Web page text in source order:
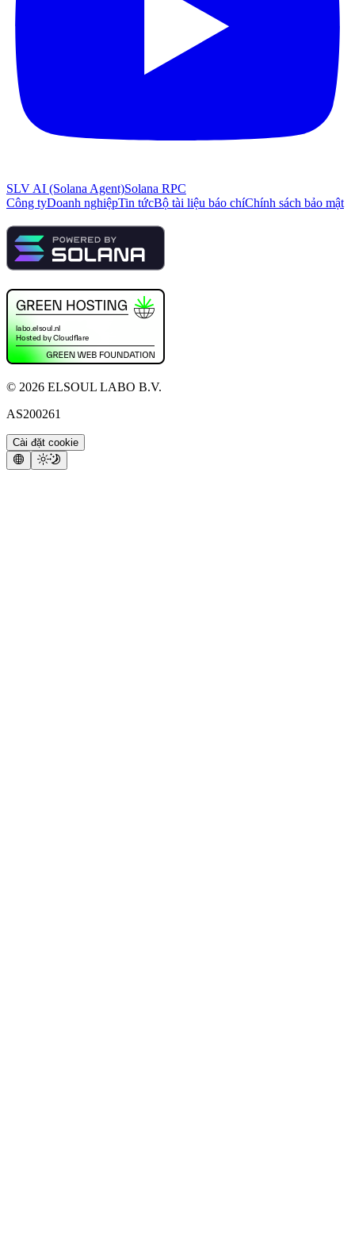
SLV AI (Solana Agent)Solana RPC
Công tyDoanh nghiệpTin tứcBộ tài liệu báo chíChính sách bảo mật
© 2026 ELSOUL LABO B.V.
AS200261
Cài đặt cookie